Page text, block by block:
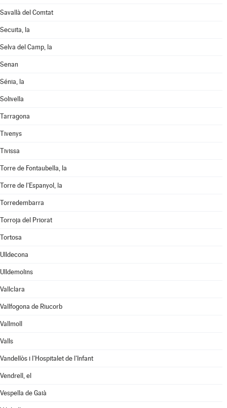
Savallà del Comtat
Secuita, la
Selva del Camp, la
Senan
Sénia, la
Solivella
Tarragona
Tivenys
Tivissa
Torre de Fontaubella, la
Torre de l'Espanyol, la
Torredembarra
Torroja del Priorat
Tortosa
Ulldecona
Ulldemolins
Vallclara
Vallfogona de Riucorb
Vallmoll
Valls
Vandellòs i l'Hospitalet de l'Infant
Vendrell, el
Vespella de Gaià